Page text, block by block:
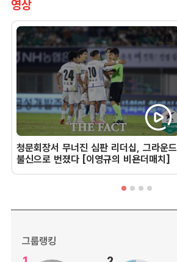
영상
청문회장서 무너진 심판 리더십, 그라운드
불신으로 번졌다 [이영규의 비욘더매치]
그룹랭킹